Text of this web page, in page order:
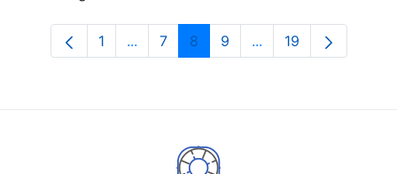
Page
1 ...Intermediate Pages Use TAB to
Page
7 Page
8 Page
9 ...Intermediate Pages
Page
19